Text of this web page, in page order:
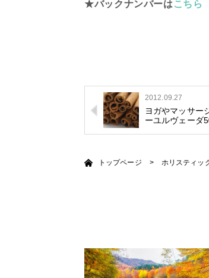
★バックナンバーは こちら
2012.09.27
ヨガやマッサー
ーユルヴェーダ
トップページ > ホリスティッ